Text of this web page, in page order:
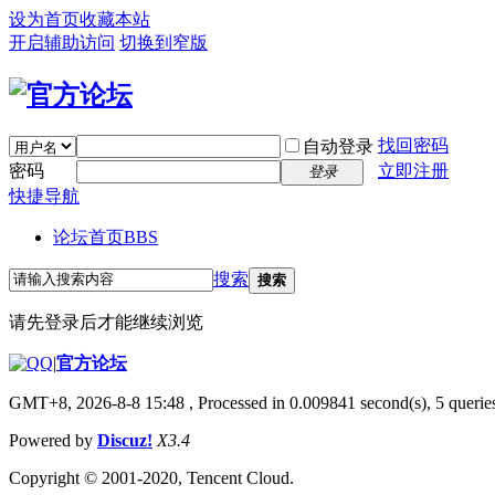
设为首页收藏本站
开启辅助访问 切换到窄版
自动登录 找回密码
密码
登录
立即注册
快捷导航
论坛首页BBS
搜索 搜索
请先登录后才能继续浏览
|官方论坛
GMT+8, 2026-8-8 15:48 , Processed in 0.009841 second(s), 5
Powered by Discuz! X3.4
Copyright © 2001-2020, Tencent Cloud.